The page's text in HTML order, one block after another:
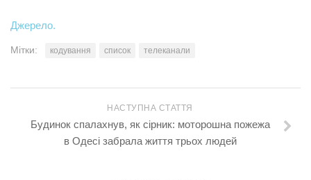
Джерело.
Мітки: кодування список телеканали
НАСТУПНА СТАТТЯ
Будинок спалахнув, як сірник: моторошна пожежа
в Одесі забрала життя трьох людей